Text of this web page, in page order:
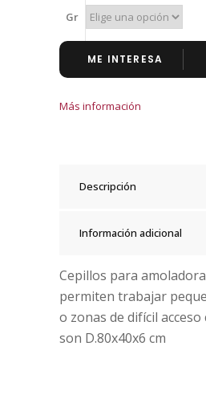
Gr
ME INTERESA
Más información
Descripción
Información adicional
Cepillos para
permiten trabajar
o zonas de difícil acceso
son D.80x40x6 cm